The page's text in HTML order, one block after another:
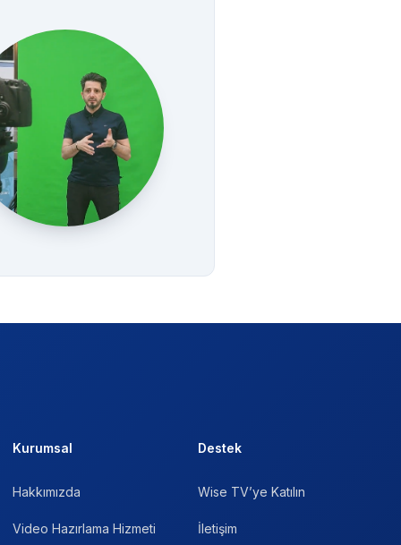
Kurumsal
Hakkımızda
Video Hazırlama Hizmeti
Destek
Wise TV’ye Katılın
İletişim